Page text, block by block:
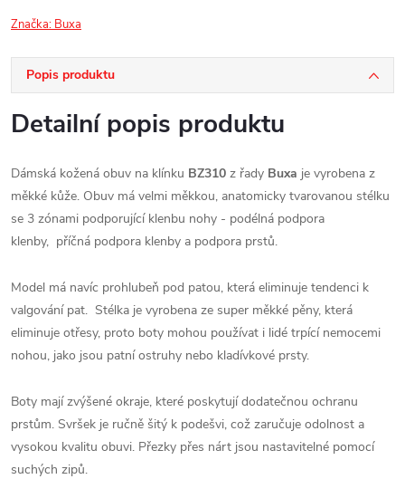
Značka: Buxa
Popis produktu
Detailní popis produktu
Dámská kožená obuv na klínku BZ310 z řady Buxa je vyrobena z
měkké kůže. Obuv má velmi měkkou, anatomicky tvarovanou stélku
se 3 zónami podporující klenbu nohy - podélná podpora
klenby, příčná podpora klenby a podpora prstů.
Model má navíc prohlubeň pod patou, která eliminuje tendenci k
valgování pat. Stélka je vyrobena ze super měkké pěny, která
eliminuje otřesy, proto boty mohou používat i lidé trpící nemocemi
nohou, jako jsou patní ostruhy nebo kladívkové prsty.
Boty mají zvýšené okraje, které poskytují dodatečnou ochranu
prstům. Svršek je ručně šitý k podešvi, což zaručuje odolnost a
vysokou kvalitu obuvi. Přezky přes nárt jsou nastavitelné pomocí
suchých zipů.